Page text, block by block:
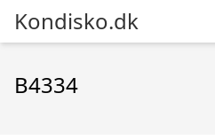
Kondisko.dk
B4334